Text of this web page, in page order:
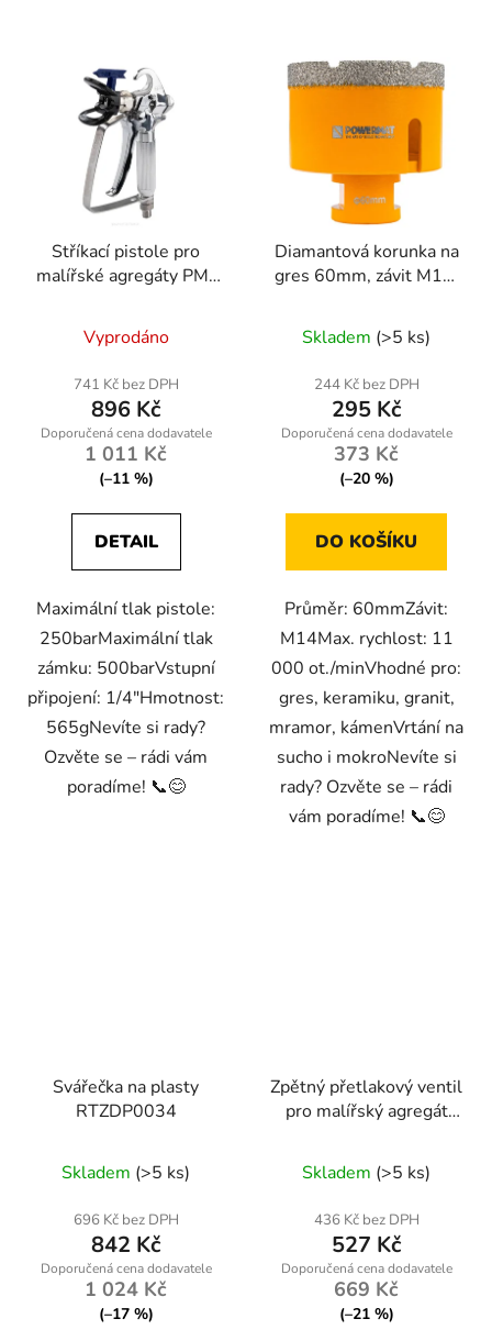
Stříkací pistole pro
malířské agregáty PM-
1500M
Vyprodáno
741 Kč bez DPH
896 Kč
1 011 Kč
(–11 %)
DETAIL
Maximální tlak pistole:
250barMaximální tlak
zámku: 500barVstupní
připojení: 1/4″Hmotnost:
565gNevíte si rady?
Ozvěte se – rádi vám
poradíme! 📞😊
Diamantová korunka na
gres 60mm, závit M14,
Skladem (>5 ks)
244 Kč bez DPH
295 Kč
373 Kč
(–20 %)
DO KOŠÍKU
Průměr: 60mmZávit:
M14Max. rychlost: 11
000 ot./minVhodné pro:
gres, keramiku, granit,
mramor, kámenVrtání na
sucho i mokroNevíte si
rady? Ozvěte se – rádi
vám poradíme! 📞😊
Svářečka na plasty
RTZDP0034
Skladem (>5 ks)
696 Kč bez DPH
842 Kč
1 024 Kč
(–17 %)
Zpětný přetlakový ventil
pro malířský agregát
1500M-ZZ
Skladem (>5 ks)
436 Kč bez DPH
527 Kč
669 Kč
(–21 %)